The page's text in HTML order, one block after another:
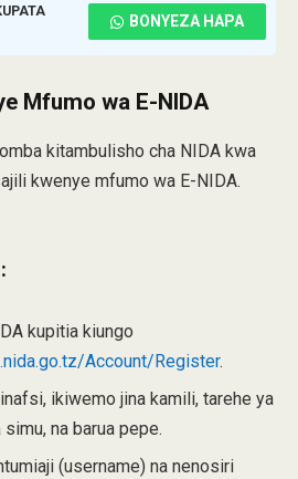
BONYEZA HAPA
Mfumo wa E-NIDA
kitambulisho cha NIDA kwa
kwenye mfumo wa E-NIDA.
kupitia kiungo
Account/Register.
ikiwemo jina kamili, tarehe ya
na barua pepe.
(username) na nenosiri